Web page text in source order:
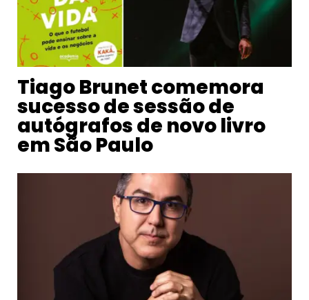
Tiago Brunet comemora
sucesso de sessão de
autógrafos de novo livro
em São Paulo